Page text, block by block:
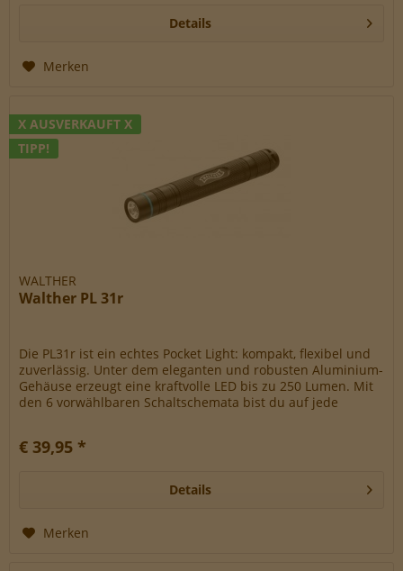
Details
Merken
X AUSVERKAUFT X
TIPP!
WALTHER
Walther PL 31r
Die PL31r ist ein echtes Pocket Light: kompakt, flexibel und
zuverlässig. Unter dem eleganten und robusten Aluminium-
Gehäuse erzeugt eine kraftvolle LED bis zu 250 Lumen. Mit
den 6 vorwählbaren Schaltschemata bist du auf jede
€ 39,95 *
Details
Merken